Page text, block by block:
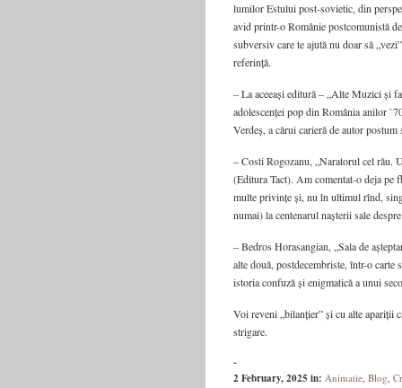
lumilor Estului post-sovietic, din
avid printr-o Românie postcomunistă
subversiv care te ajută nu doar să
referință.
– La aceeași editură – „Alte Muzici și
adolescenței pop din România anilor
Verdeș, a cărui carieră de autor postum
– Costi Rogozanu, „Naratorul cel rău.
(Editura Tact). Am comentat-o deja pe
multe privințe și, nu în ultimul rînd,
numai) la centenarul nașterii sale
– Bedros Horasangian, „Sala de
alte două, postdecembriste, într-o
istoria confuză și enigmatică a unui
Voi reveni „bilanțier” și cu alte apariții
strigare.
-
2 February, 2025 in: Animatie, Blog,